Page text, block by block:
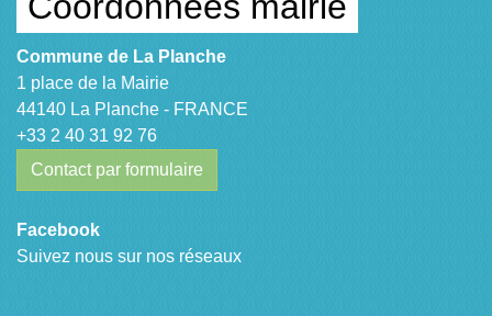
Commune de La Planche
1 place de la Mairie
44140 La Planche - FRANCE
+33 2 40 31 92 76
Contact par formulaire
Facebook
Suivez nous sur nos réseaux